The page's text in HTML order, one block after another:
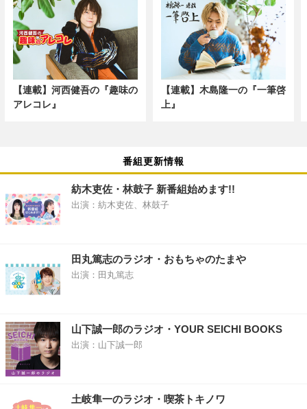
【連載】河西健吾の『趣味の
アレコレ』
【連載】木島隆一の『一筆啓
上』
番組更新情報
紡木吏佐・林鼓子 新番組始めます!!
出演：紡木吏佐、林鼓子
田丸篤志のラジオ・おもちゃのたまや
出演：田丸篤志
山下誠一郎のラジオ・YOUR SEICHI BOOKS
出演：山下誠一郎
土岐隼一のラジオ・喫茶トキノワ